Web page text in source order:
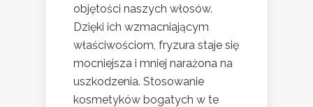
objętości naszych włosów.
Dzięki ich wzmacniającym
właściwościom, fryzura staje się
mocniejsza i mniej narażona na
uszkodzenia. Stosowanie
kosmetyków bogatych w te